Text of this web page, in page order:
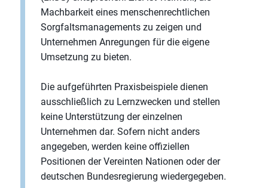
Machbarkeit eines menschenrechtlichen
Sorgfaltsmanagements zu zeigen und
Unternehmen Anregungen für die eigene
Umsetzung zu bieten.
Die aufgeführten Praxisbeispiele dienen
ausschließlich zu Lernzwecken und stellen
keine Unterstützung der einzelnen
Unternehmen dar. Sofern nicht anders
angegeben, werden keine offiziellen
Positionen der Vereinten Nationen oder der
deutschen Bundesregierung wiedergegeben.